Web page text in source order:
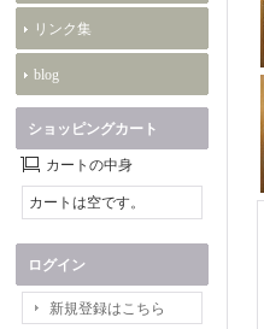
リンク集
blog
ショッピングカート
カートの中身
カートは空です。
ログイン
新規登録はこちら